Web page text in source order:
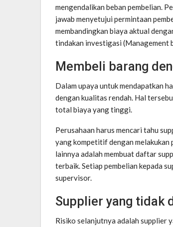
mengendalikan beban pembelian.
jawab menyetujui permintaan
membandingkan biaya aktual
tindakan investigasi (Management
Membeli barang
Dalam upaya untuk mendapatkan
dengan kualitas rendah. Hal
total biaya yang tinggi.
Perusahaan harus mencari tahu
yang kompetitif dengan melakukan
lainnya adalah membuat daftar
terbaik. Setiap pembelian kepada
supervisor.
Supplier yang tidak
Risiko selanjutnya adalah supplier